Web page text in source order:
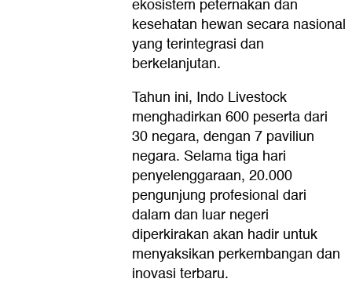
ekosistem peternakan dan
kesehatan hewan secara nasional
yang terintegrasi dan
berkelanjutan.
Tahun ini, Indo Livestock
menghadirkan 600 peserta dari
30 negara, dengan 7 paviliun
negara. Selama tiga hari
penyelenggaraan, 20.000
pengunjung profesional dari
dalam dan luar negeri
diperkirakan akan hadir untuk
menyaksikan perkembangan dan
inovasi terbaru.